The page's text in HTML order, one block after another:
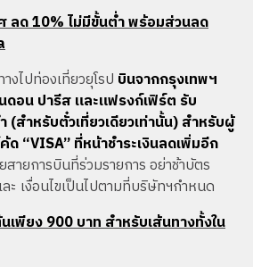
ลด 10% ไม่มีขั้นต่ำ พร้อมส่วนลด
งไปท่องเที่ยวยุโรป บินจากกรุงเทพฯ
อน ปารีส และแฟรงก์เฟิร์ต รับ
(สำหรับตั๋วเที่ยวเดียวเท่านั้น) สำหรับผู้
ด “VISA” ที่หน้าชำระเงินลดเพิ่มอีก
ายการบินที่ร่วมรายการ อย่าช้าบัตร
ะ เงื่อนไขเป็นไปตามที่บริษัทฯกำหนด
เพียง 900 บาท สำหรับเส้นทางทั้งใน